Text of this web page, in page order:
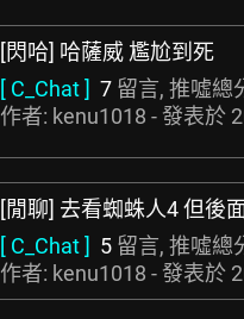
[閃哈] 哈薩威 尷尬到死
[ C_Chat ] 7 留言, 推噓總
作者: kenu1018 - 發表於
[閒聊] 去看蜘蛛人4 但後
[ C_Chat ] 5 留言, 推噓總
作者: kenu1018 - 發表於